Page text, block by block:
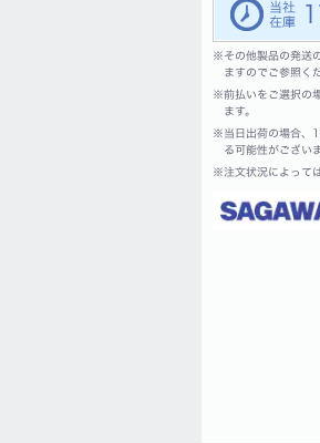
※その他製品の発送
ますのでご参照く
※前払いをご選択の
ます。
※ 当日出荷の場合、
る可能性がございま
※注文状況によって